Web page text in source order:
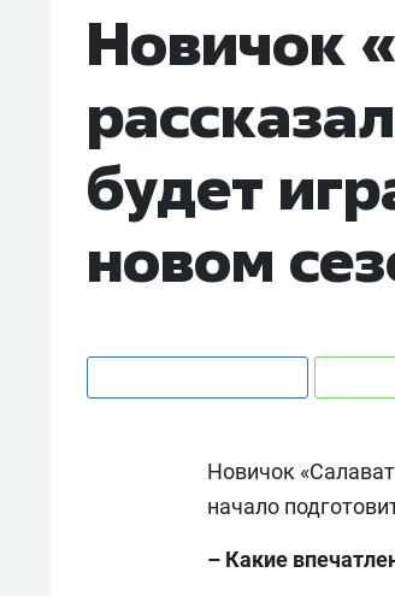
Новичок
будет
новом
Новичок
начало
– Какие